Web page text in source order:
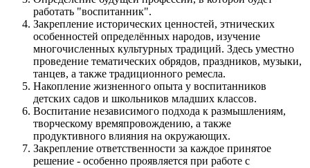
работать "воспитанник".
Закрепление исторических ценностей, этнических
особенностей определённых народов, изучение
многочисленных культурных традиций. Здесь уместно
проведение тематических обрядов, праздников, музыки,
танцев, а также традиционного ремесла.
Накопление жизненного опыта у воспитанников
детских садов и школьников младших классов.
Воспитание независимого подхода к размышлениям,
творческому времяпровождению, а также
продуктивного влияния на окружающих.
Закрепление ответственности за каждое принятое
решение - особенно проявляется при работе с